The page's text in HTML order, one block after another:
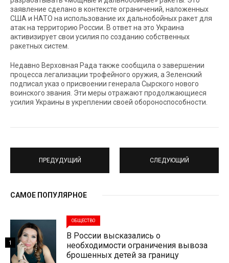
заявление сделано в контексте ограничений, наложенных
США и НАТО на использование их дальнобойных ракет для
атак на территорию России. В ответ на это Украина
активизирует свои усилия по созданию собственных
ракетных систем.
Недавно Верховная Рада также сообщила о завершении
процесса легализации трофейного оружия, а Зеленский
подписал указ о присвоении генерала Сырского нового
воинского звания. Эти меры отражают продолжающиеся
усилия Украины в укреплении своей обороноспособности.
ПРЕДУДУЩИЙ СЛЕДУЮЩИЙ
САМОЕ ПОПУЛЯРНОЕ
ОБЩЕСТВО
В России высказались о
необходимости ограничения вывоза
брошенных детей за границу
1